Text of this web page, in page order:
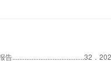
.........................................32．